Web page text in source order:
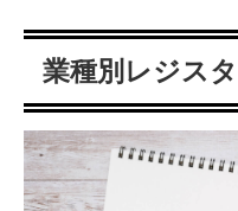
業種別レジス